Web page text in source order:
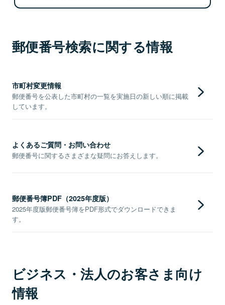
郵便番号検索に関する情報
市町村変更情報
郵便番号を公表した市町村の一覧を実施日の新しい順に掲載
しています。
よくあるご質問・お問い合わせ
郵便番号に関するさまざまな疑問にお答えします。
郵便番号簿PDF（2025年度版）
2025年度版郵便番号簿をPDF形式でダウンロードできま
す。
ビジネス・法人のお客さま向け
情報